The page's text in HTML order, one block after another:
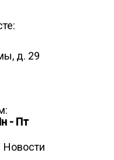
д. 29
- Пт
Новости